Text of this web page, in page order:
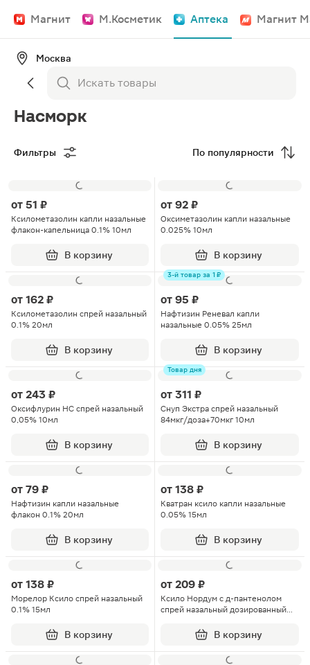
Магнит М.Косметик Аптека Магнит
Москва
Насморк
Фильтры По популярности
от 51 ₽
Ксилометазолин капли назальные
флакон-капельница 0.1% 10мл
В корзину
от 92 ₽
Оксиметазолин капли назальные
0.025% 10мл
В корзину
от 162 ₽
Ксилометазолин спрей назальный
0.1% 20мл
В корзину
3-й товар за 1 ₽
от 95 ₽
Нафтизин Реневал капли
назальные 0.05% 25мл
В корзину
от 243 ₽
Оксифлурин НС спрей назальный
0,05% 10мл
В корзину
Товар дня
от 311 ₽
Снуп Экстра спрей назальный
84мкг/доза+70мкг 10мл
В корзину
от 79 ₽
Нафтизин капли назальные
флакон 0.1% 20мл
В корзину
от 138 ₽
Кватран ксило капли назальные
0.05% 15мл
В корзину
от 138 ₽
Морелор Ксило спрей назальный
0.1% 15мл
В корзину
от 209 ₽
Ксило Нордум с д-пантенолом
спрей назальный дозированный
В корзину